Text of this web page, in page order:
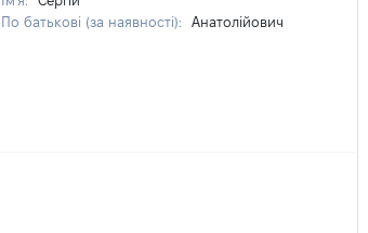
По батькові (за наявності):
Анатолійович